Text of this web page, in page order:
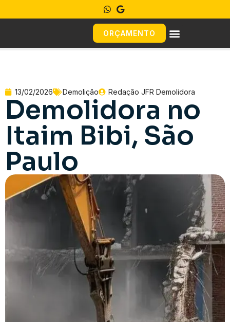
ORÇAMENTO
13/02/2026 Demolição Redação JFR Demolidora
Demolidora no
Itaim Bibi, São
Paulo